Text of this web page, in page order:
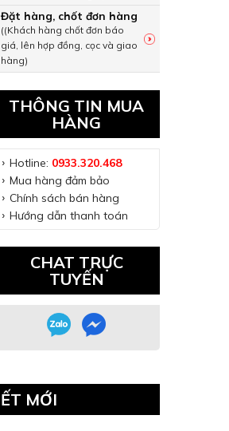
Đặt hàng, chốt đơn hàng
((Khách hàng chốt đơn báo
giá, lên hợp đồng, cọc và giao
hàng)
THÔNG TIN MUA
HÀNG
Hotline: 0933.320.468
Mua hàng đảm bảo
Chính sách bán hàng
Hướng dẫn thanh toán
CHAT TRỰC
TUYẾN
MỚI